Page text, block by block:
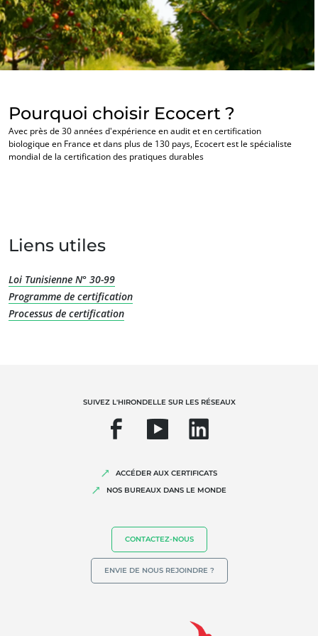
NOS SECTEURS D'ACTIVITÉ
Bois et forêt
Produits de la maison
Matériaux durables
Agrofourniture
Commerce équitable
Qualité et securité alimentaire
Europe
Allemagne (allemand)
Espagne (espagnol)
Italie (italien)
Portugal (portugais)
Roumanie (roumain)
Pourquoi choisir Ecocert ?
Avec près de 30 années d'expérience en audit et en certification
biologique en France et dans plus de 130 pays, Ecocert est le spécialiste
mondial de la certification des pratiques durables
Liens utiles
Loi Tunisienne N° 30-99
Programme de certification
Processus de certification
SUIVEZ L'HIRONDELLE SUR LES RÉSEAUX
ACCÉDER AUX CERTIFICATS
NOS BUREAUX DANS LE MONDE
CONTACTEZ-NOUS
ENVIE DE NOUS REJOINDRE ?